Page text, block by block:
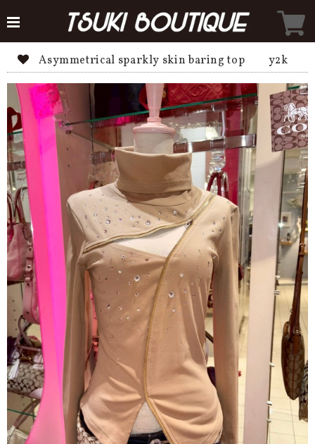
Asymmetrical sparkly skin baring top y2k